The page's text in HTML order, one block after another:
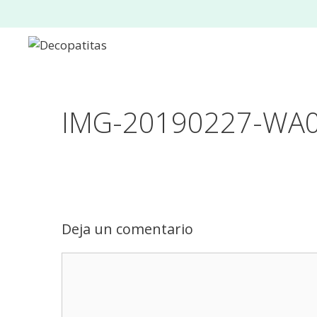
al
contenido
IMG-20190227-
Deja un comentario